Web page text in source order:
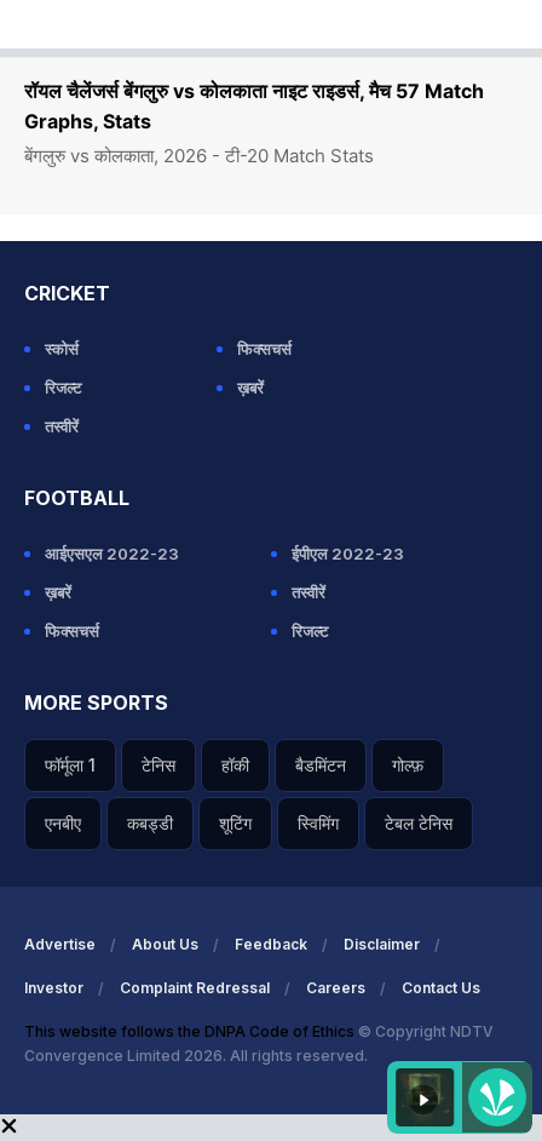
रॉयल चैलेंजर्स बेंगलुरु vs कोलकाता नाइट राइडर्स, मैच 57 Match
Graphs, Stats
बेंगलुरु vs कोलकाता, 2026 - टी-20 Match Stats
CRICKET
स्कोर्स
फिक्सचर्स
रिजल्ट
ख़बरें
तस्वीरें
FOOTBALL
आईएसएल 2022-23
ईपीएल 2022-23
ख़बरें
तस्वीरें
फिक्सचर्स
रिजल्ट
MORE SPORTS
फॉर्मूला 1 टेनिस हॉकी बैडमिंटन गोल्फ़
एनबीए कबड्डी शूटिंग स्विमिंग टेबल टेनिस
Advertise About Us Feedback Disclaimer
Investor Complaint Redressal Careers Contact Us
This website follows the DNPA Code of Ethics © Copyright NDTV
Convergence Limited 2026. All rights reserved.